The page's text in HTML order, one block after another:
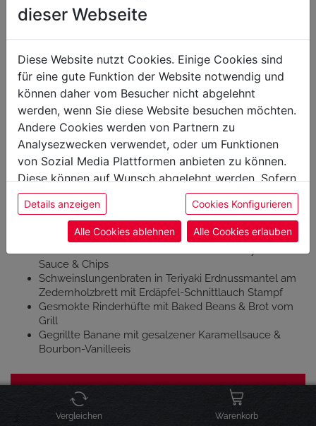
Malt & Meat - Grill- &
Whiskeyseminar
WIEN SÜD
GRAZ
Thema: Spezialevent
Dauer: 240 min.
Sauce & Chips
Schweinslungenbraten in Teriyaki Erdnussmantel am
Zedernholzbrett mit Erdäpfel-Schnittlauch Stampf
Gesmokte Rinderhüfte mit Baked Beans & Brot vom
Grill
Gegrillte Banane mit gesalzener Karamellsauce &
Bourbon-Vanilleeis
Vergleichen Warenkorb
dieser Webseite
Diese Website nutzt Cookies. Einige Cookies sind
für eine gute Funktion der Website notwendig und
können daher vom Besucher nicht abgelehnt
werden, wenn Sie diese Website besuchen möchten.
Andere Cookies werden von Partnern zu
Analysezwecken verwendet, oder um Funktionen
von Sozial Media Plattformen anbieten zu können.
Diese können auf Wunsch abgelehnt werden. Sofern
sie unsere Webseite weiter nutzen, geben Sie
Einwilligung zu unseren Cookies.
Details anzeigen Cookies Konfigurieren
Alle Cookies ablehnen Alle Cookies erlauben